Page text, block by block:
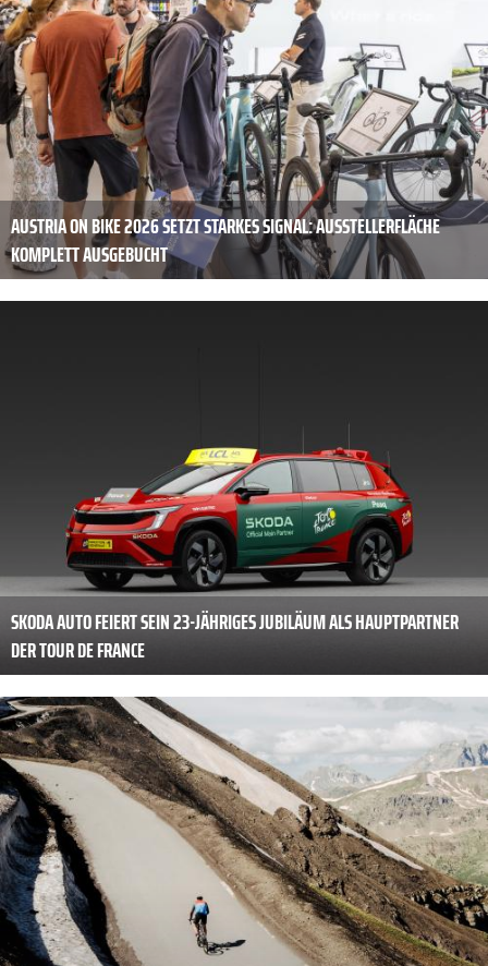
AUSTRIA ON BIKE 2026 SETZT STARKES SIGNAL: AUSSTELLERFLÄCHE
KOMPLETT AUSGEBUCHT
SKODA AUTO FEIERT SEIN 23-JÄHRIGES JUBILÄUM ALS HAUPTPARTNER
DER TOUR DE FRANCE